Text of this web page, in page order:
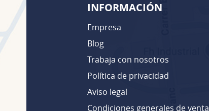
INFORMACIÓN
Empresa
Blog
Trabaja con nosotros
Política de privacidad
Aviso legal
Condiciones generales de venta